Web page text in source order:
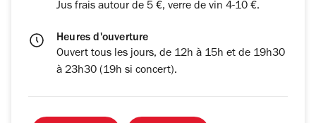
Jus frais autour de 5 €, verre de vin 4-10 €.
Heures d'ouverture
Ouvert tous les jours, de 12h à 15h et de 19h30
à 23h30 (19h si concert).